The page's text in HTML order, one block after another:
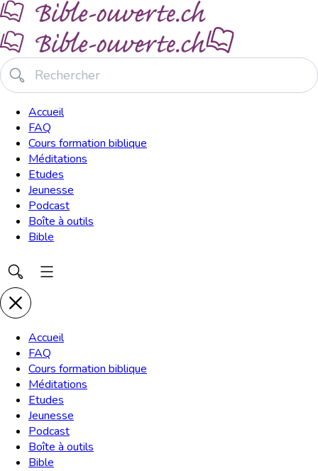
Accueil
FAQ
Cours formation biblique
Méditations
Etudes
Jeunesse
Podcast
Boîte à outils
Bible
Accueil
FAQ
Cours formation biblique
Méditations
Etudes
Jeunesse
Podcast
Boîte à outils
Bible